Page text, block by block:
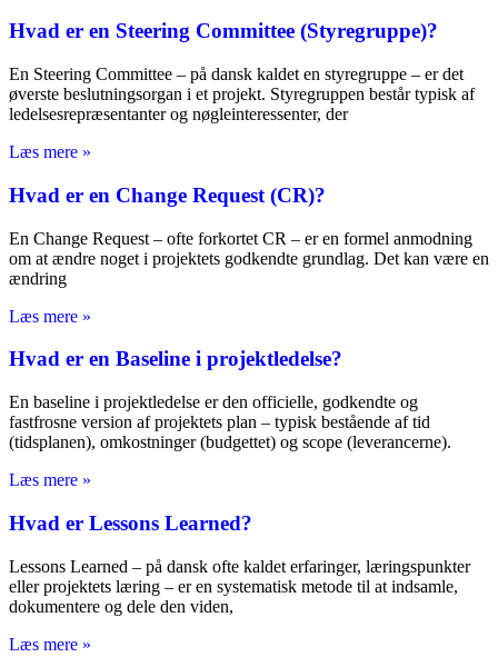
Hvad er en Steering Committee (Styregruppe)?
En Steering Committee – på dansk kaldet en styregruppe – er det
øverste beslutningsorgan i et projekt. Styregruppen består typisk af
ledelsesrepræsentanter og nøgleinteressenter, der
Læs mere »
Hvad er en Change Request (CR)?
En Change Request – ofte forkortet CR – er en formel anmodning
om at ændre noget i projektets godkendte grundlag. Det kan være en
ændring
Læs mere »
Hvad er en Baseline i projektledelse?
En baseline i projektledelse er den officielle, godkendte og
fastfrosne version af projektets plan – typisk bestående af tid
(tidsplanen), omkostninger (budgettet) og scope (leverancerne).
Læs mere »
Hvad er Lessons Learned?
Lessons Learned – på dansk ofte kaldet erfaringer, læringspunkter
eller projektets læring – er en systematisk metode til at indsamle,
dokumentere og dele den viden,
Læs mere »